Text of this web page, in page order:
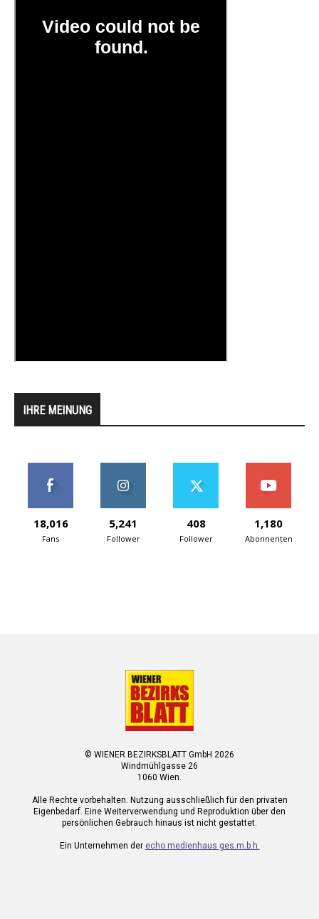
IHRE MEINUNG
18,016
Fans
5,241
Follower
408
Follower
1,180
Abonnenten
© WIENER BEZIRKSBLATT GmbH 2026
Windmühlgasse 26
1060 Wien.
Alle Rechte vorbehalten. Nutzung ausschließlich für den privaten
Eigenbedarf. Eine Weiterverwendung und Reproduktion über den
persönlichen Gebrauch hinaus ist nicht gestattet.
Ein Unternehmen der echo medienhaus ges.m.b.h.